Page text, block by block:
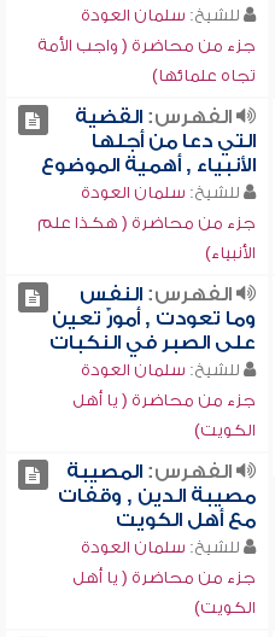
للشيخ: سلمان العودة
جزء من محاضرة ( واجب الأمة
تجاه علمائها)
الفهرس:القضية
التي دعا من أجلها
الأنبياء , أهمية الموضوع
للشيخ: سلمان العودة
جزء من محاضرة ( هكذا علم
الأنبياء)
الفهرس:النفس
وما تعودت , أمورٌ تعين
على الصبر في النكبات
للشيخ: سلمان العودة
جزء من محاضرة ( يا أهل
الكويت)
الفهرس:المصيبة
مصيبة الدين , وقفات
مع أهل الكويت
للشيخ: سلمان العودة
جزء من محاضرة ( يا أهل
الكويت)